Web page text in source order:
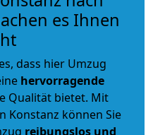
es Ihnen
dass hier Umzug
hervorragende
Qualität bietet. Mit
Konstanz können Sie
reibungslos und